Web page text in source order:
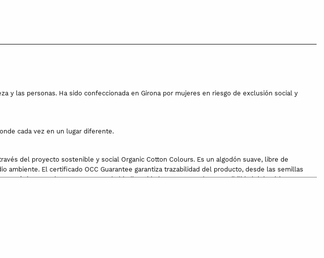
y las personas. Ha sido confeccionada en Girona por mujeres en riesgo de exclusión social y
cada vez en un lugar diferente.
del proyecto sostenible y social Organic Cotton Colours. Es un algodón suave, libre de
El certificado OCC Guarantee garantiza trazabilidad del producto, desde las semillas
por lo que se respeta la biodiversidad y se asegura la sostenibilidad del cultivo.
cadena, desde el cultivo hasta la transformación industrial.